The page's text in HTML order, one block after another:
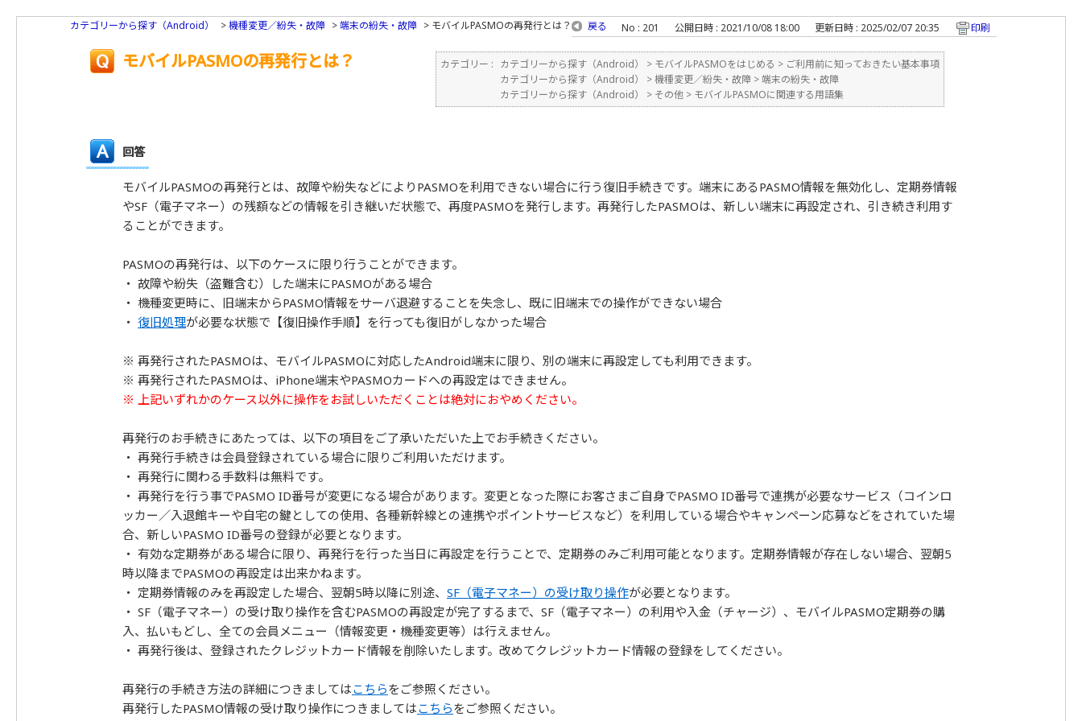
カテゴリーから探す（Android） >機種変更／紛失・故障 >端末の紛失・故障 > モバイルPASMOの再発行とは？ 戻る No : 201 公開日時 : 2021/10/08 18:00 更新日時 : 2025/02/07 20:35 印刷
モバイルPASMOの再発行とは？ カテゴリー : カテゴリーから探す（Android） > モバイルPASMOをはじめる > ご利用前に知っておきたい基本事項
カテゴリーから探す（Android）
>機種変更／紛失・故障 >端末の紛失・故障
カテゴリーから探す（Android）
> その他 > モバイルPASMOに関連する用語集
回答
モバイルPASMOの再発行とは、故障や紛失などによりPASMOを利用できない場合に行う復旧手続きです。端末にあるPASMO情報を無効化し、定期券情報
やSF（電子マネー）の残額などの情報を引き継いだ状態で、再度PASMOを発行します。再発行したPASMOは、新しい端末に再設定され、引き続き利用す
ることができます。
PASMOの再発行は、以下のケースに限り行うことができます。
・ 故障や紛失（盗難含む）した端末にPASMOがある場合
・ 機種変更時に、旧端末からPASMO情報をサーバ退避することを失念し、既に旧端末での操作ができない場合
・ 復旧処理が必要な状態で【復旧操作手順】を行っても復旧がしなかった場合
※ 再発行されたPASMOは、モバイルPASMOに対応したAndroid端末に限り、別の端末に再設定しても利用できます。
※ 再発行されたPASMOは、iPhone端末やPASMOカードへの再設定はできません。
※ 上記いずれかのケース以外に操作をお試しいただくことは絶対におやめください。
再発行のお手続きにあたっては、以下の項目をご了承いただいた上でお手続きください。
・ 再発行手続きは会員登録されている場合に限りご利用いただけます。
・ 再発行に関わる手数料は無料です。
・ 再発行を行う事でPASMO ID番号が変更になる場合があります。変更となった際にお客さまご自身でPASMO ID番号で連携が必要なサービス（コインロ
ッカー／入退館キーや自宅の鍵としての使用、各種新幹線との連携やポイントサービスなど）を利用している場合やキャンペーン応募などをされていた場
合、新しいPASMO ID番号の登録が必要となります。
・ 有効な定期券がある場合に限り、再発行を行った当日に再設定を行うことで、定期券のみご利用可能となります。定期券情報が存在しない場合、翌朝5
時以降までPASMOの再設定は出来かねます。
・ 定期券情報のみを再設定した場合、翌朝5時以降に別途、 SF（電子マネー）の受け取り操作が必要となります。
・ SF（電子マネー）の受け取り操作を含むPASMOの再設定が完了するまで、SF（電子マネー）の利用や入金（チャージ）、モバイルPASMO定期券の購
入、払いもどし、全ての会員メニュー（情報変更・機種変更等）は行えません。
・ 再発行後は、登録されたクレジットカード情報を削除いたします。改めてクレジットカード情報の登録をしてください。
再発行の手続き方法の詳細につきましてはこちらをご参照ください。
再発行したPASMO情報の受け取り操作につきましてはこちらをご参照ください。